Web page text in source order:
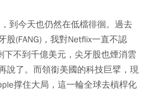
到今天也仍然在低檔徘徊。過去
股(FANG)，我對Netflix一直不認
下不到千億美元，尖牙股也煙消雲
說了。而領銜美國的科技巨擘，現
撑住大局，這一輪全球去槓桿化